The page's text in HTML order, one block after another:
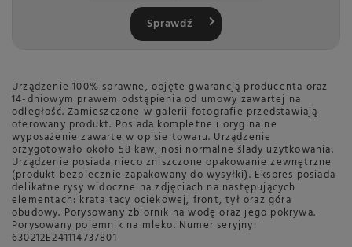
Sprawdź
Urządzenie 100% sprawne, objęte gwarancją producenta oraz
14-dniowym prawem odstąpienia od umowy zawartej na
odległość. Zamieszczone w galerii fotografie przedstawiają
oferowany produkt. Posiada kompletne i oryginalne
wyposażenie zawarte w opisie towaru. Urządzenie
przygotowało około 58 kaw, nosi normalne ślady użytkowania.
Urządzenie posiada nieco zniszczone opakowanie zewnętrzne
(produkt bezpiecznie zapakowany do wysyłki). Ekspres posiada
delikatne rysy widoczne na zdjęciach na następujących
elementach: krata tacy ociekowej, front, tył oraz góra
obudowy. Porysowany zbiornik na wodę oraz jego pokrywa.
Porysowany pojemnik na mleko. Numer seryjny:
630212E241114737801